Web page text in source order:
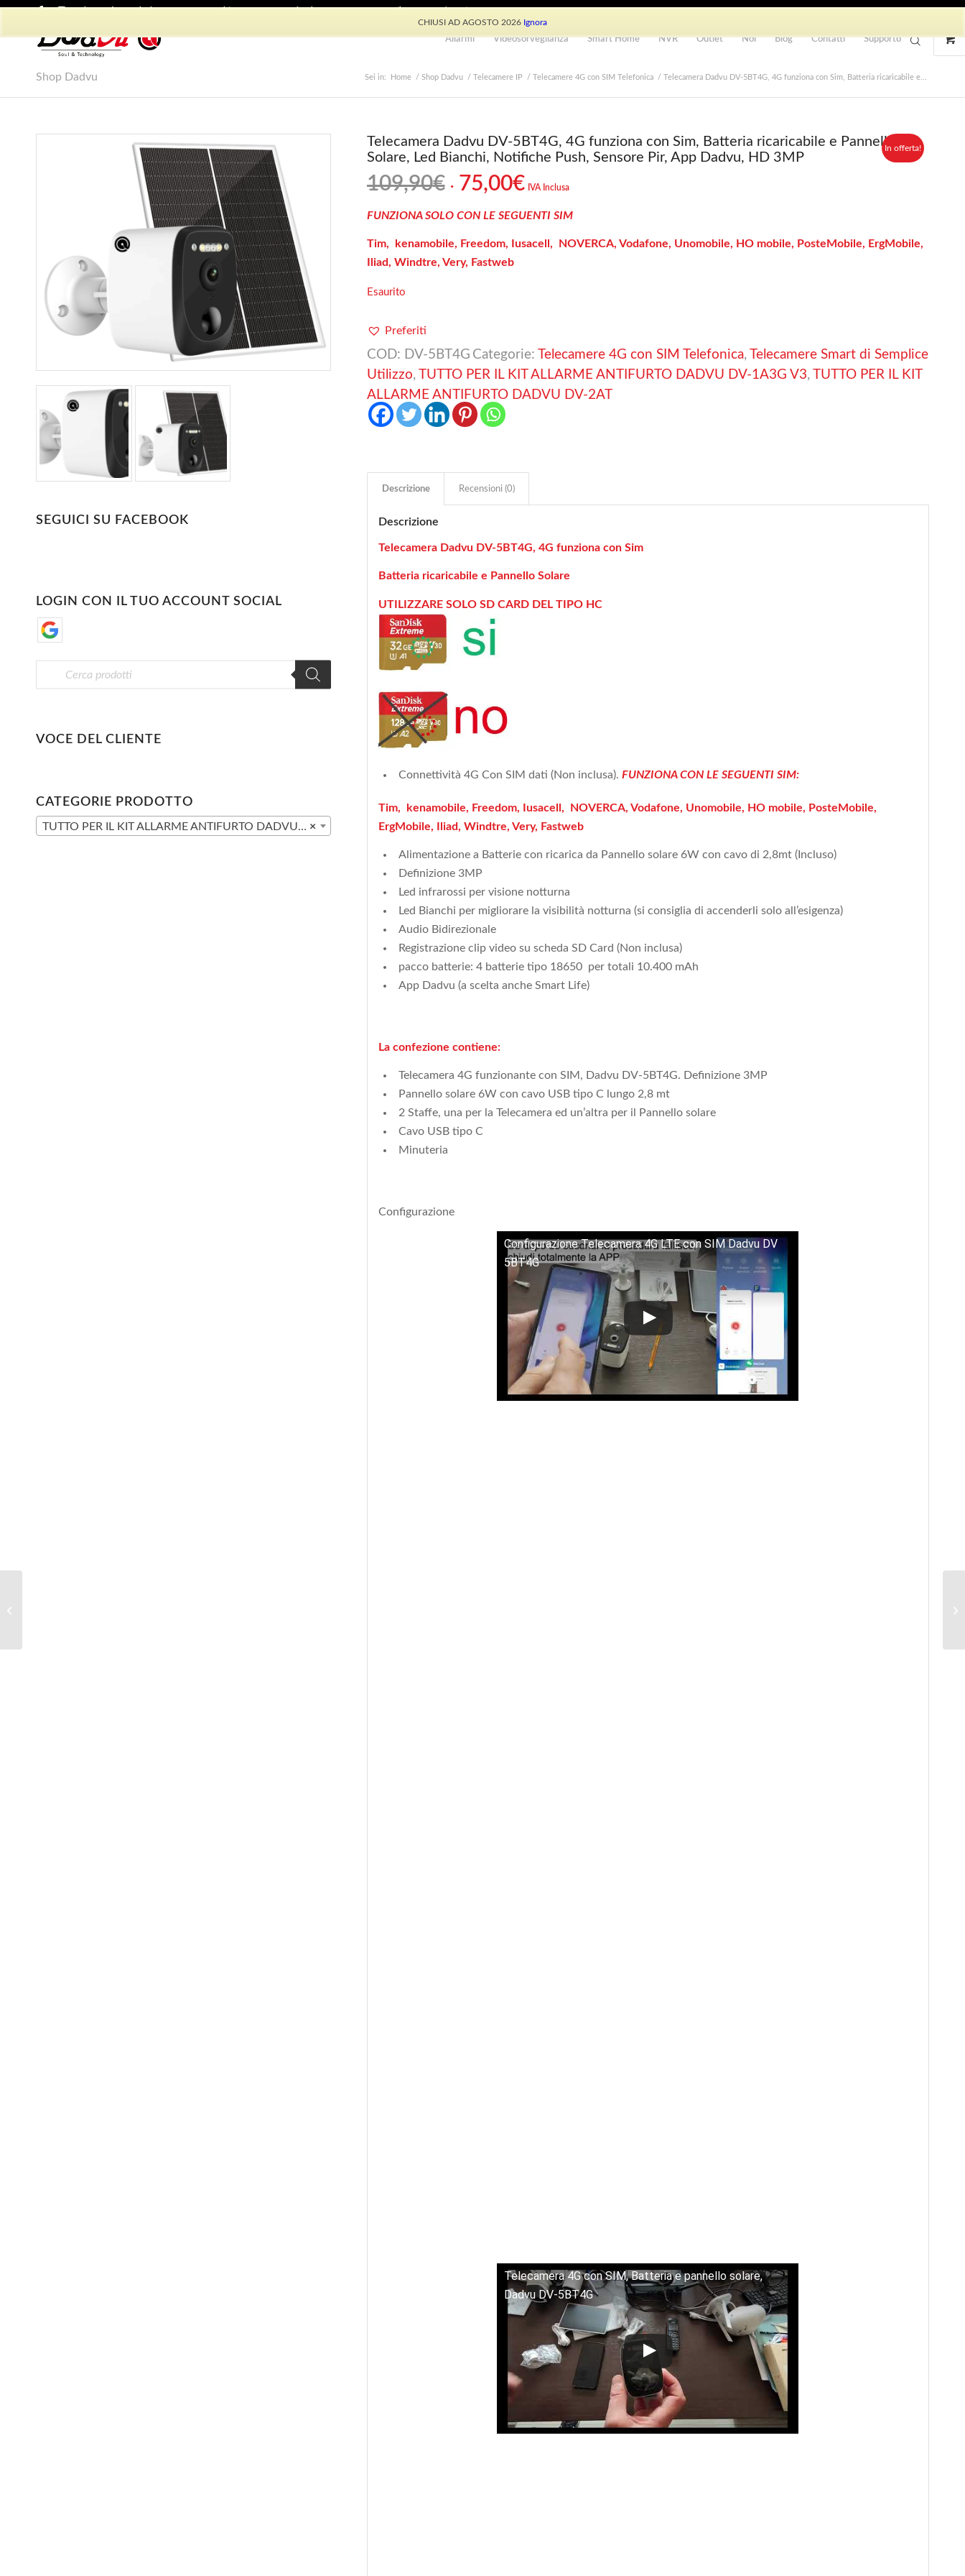
CHIUSI AD AGOSTO 2026 Ignora
Allarmi Videosorveglianza Smart Home NVR Outlet Noi Blog Contatti Supporto
Shop Dadvu Sei in: Home / Shop Dadvu / Telecamere IP / Telecamere 4G con SIM Telefonica / Telecamera Dadvu DV-5BT4G, 4G funziona con Sim, Batteria ricaricabile e...
In offerta!
SEGUICI SU FACEBOOK
LOGIN CON IL TUO ACCOUNT SOCIAL
VOCE DEL CLIENTE
CATEGORIE PRODOTTO
×
TUTTO PER IL KIT ALLARME ANTIFURTO DADVU DV-2AT
Telecamera Dadvu DV-5BT4G, 4G funziona con Sim, Batteria ricaricabile e Pannello
Solare, Led Bianchi, Notifiche Push, Sensore Pir, App Dadvu, HD 3MP
109,90€ Il
prezzo
originale
era:
109,90€.
75,00€Il
attuale
75,00€.
IVA Inclusa
FUNZIONA SOLO CON LE SEGUENTI SIM
Tim, kenamobile, Freedom, Iusacell, NOVERCA, Vodafone, Unomobile, HO mobile, PosteMobile, ErgMobile,
Iliad, Windtre, Very, Fastweb
Esaurito
Preferiti
COD: DV-5BT4G Categorie: Telecamere 4G con SIM Telefonica,
Telecamere Smart di Semplice
Utilizzo, TUTTO PER IL KIT ALLARME ANTIFURTO DADVU DV-1A3G V3,
TUTTO PER IL KIT
ALLARME ANTIFURTO DADVU DV-2AT
Descrizione Recensioni (0)
Descrizione
Telecamera Dadvu DV-5BT4G, 4G funziona con Sim
Batteria ricaricabile e Pannello Solare
UTILIZZARE SOLO SD CARD DEL TIPO HC
Connettività 4G Con SIM dati (Non inclusa). FUNZIONA CON LE SEGUENTI SIM:
Tim, kenamobile, Freedom, Iusacell, NOVERCA, Vodafone, Unomobile, HO mobile, PosteMobile,
ErgMobile, Iliad, Windtre, Very, Fastweb
Alimentazione a Batterie con ricarica da Pannello solare 6W con cavo di 2,8mt (Incluso)
Definizione 3MP
Led infrarossi per visione notturna
Led Bianchi per migliorare la visibilità notturna (si consiglia di accenderli solo all’esigenza)
Audio Bidirezionale
Registrazione clip video su scheda SD Card (Non inclusa)
pacco batterie: 4 batterie tipo 18650 per totali 10.400 mAh
App Dadvu (a scelta anche Smart Life)
La confezione contiene:
Telecamera 4G funzionante con SIM, Dadvu DV-5BT4G. Definizione 3MP
Pannello solare 6W con cavo USB tipo C lungo 2,8 mt
2 Staffe, una per la Telecamera ed un’altra per il Pannello solare
Cavo USB tipo C
Minuteria
Configurazione
Configurazione Telecamera 4G LTE con SIM Dadvu DV
5BT4G
Telecamera 4G con SIM, Batteria e pannello solare,
Dadvu DV-5BT4G